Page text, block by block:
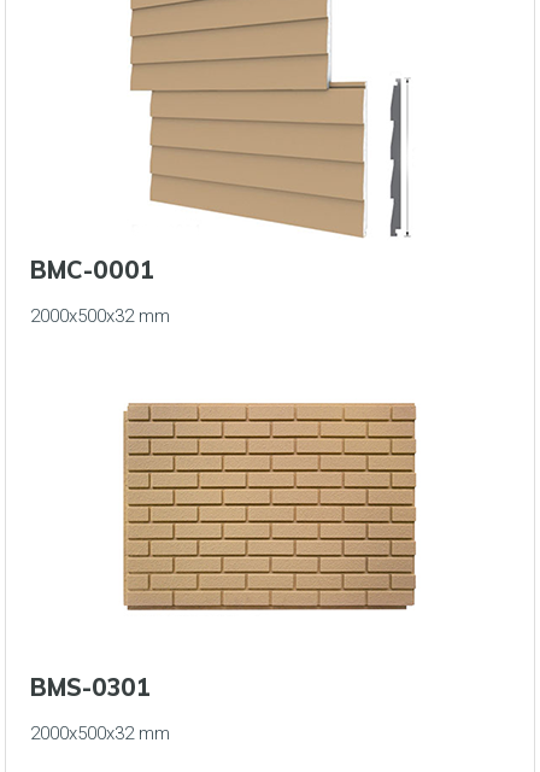
BMC-0001
2000x500x32 mm
BMS-0301
2000x500x32 mm